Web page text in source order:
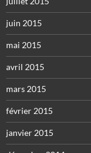
juin 2015
mai 2015
avril 2015
mars 2015
février 2015
janvier 2015